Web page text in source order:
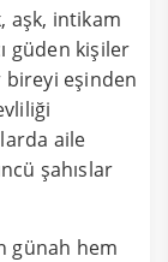
aşk, intikam
güden kişiler
bireyi eşinden
aile
şahıslar
günah hem